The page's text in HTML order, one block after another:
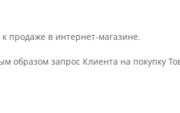
продаже в интернет-магазине.
образом запрос Клиента на покупку